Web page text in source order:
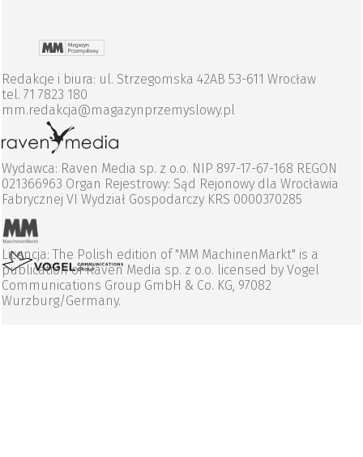
Redakcje i biura: ul. Strzegomska 42AB 53-611 Wrocław
tel. 71 7823 180
mm.redakcja@magazynprzemyslowy.pl
Wydawca: Raven Media sp. z o.o. NIP 897-17-67-168 REGON
021366963 Organ Rejestrowy: Sąd Rejonowy dla Wrocławia
Fabrycznej VI Wydział Gospodarczy KRS 0000370285
Licencja: The Polish edition of "MM MachinenMarkt" is a
publication of Raven Media sp. z o.o. licensed by Vogel
Communications Group GmbH & Co. KG, 97082
Wurzburg/Germany.